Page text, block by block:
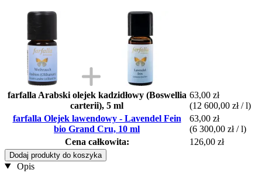
farfalla Arabski olejek kadzidłowy (Boswellia
carterii), 5 ml
63,00 zł
(12 600,00 zł / l)
farfalla Olejek lawendowy - Lavendel Fein
bio Grand Cru, 10 ml
63,00 zł
(6 300,00 zł / l)
Cena całkowita:
126,00 zł
Dodaj produkty do koszyka
Opis